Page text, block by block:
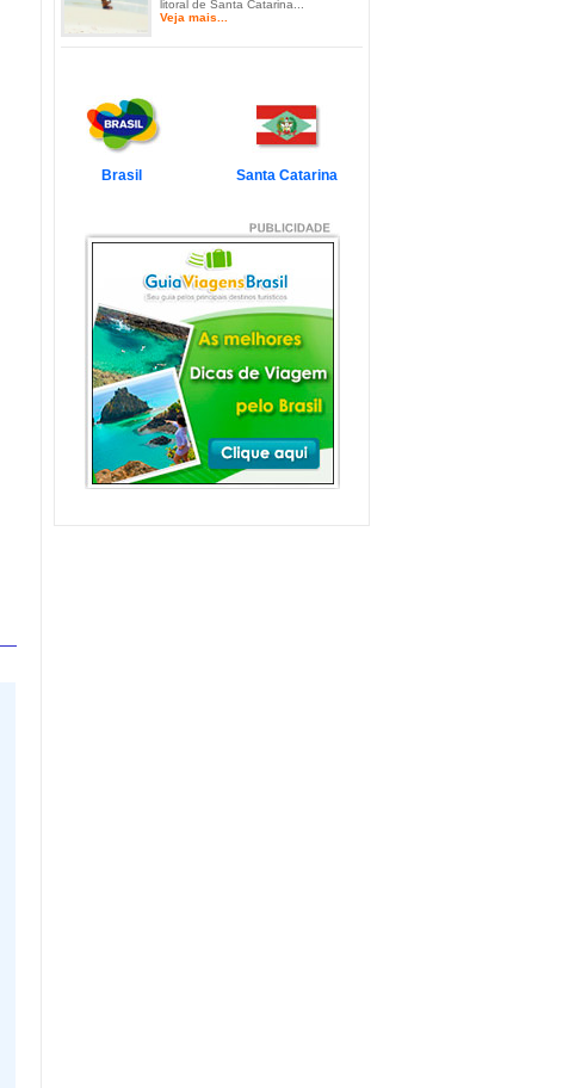
litoral de Santa Catarina...
Veja mais...
de Balneário Camboriú e
Balneário Camboriú é um passeio
em Florianópolis
Florianópolis é um dos destinos mais
desejados dos último...
Veja mais...
Garopaba e Região com
Crianças
Garopaba é um município de Santa
Catarina a 80 quilômetro...
Veja mais...
Litoral de Santa Catarina
Brasil Santa Catarina